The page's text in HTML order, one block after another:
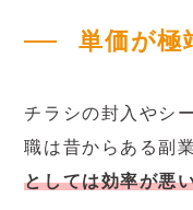
単価が極
チラシの封入やシ
職は昔からある副
としては効率が悪